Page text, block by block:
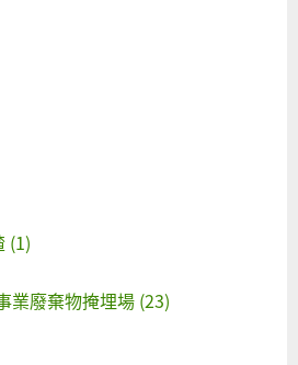
(1)
業廢棄物掩埋場 (23)